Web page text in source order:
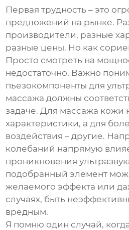
Первая трудность – это
предложений на рынке.
производители, разные
разные цены. Но как
Просто смотреть на
недостаточно. Важно
пьезокомпоненты для
массажа должны
задаче. Для массажа кожи
характеристики, а для
воздействия – другие.
колебаний напрямую
проникновения
подобранный элемент
желаемого эффекта или
случаях, быть
вредным.
Я помню один случай,